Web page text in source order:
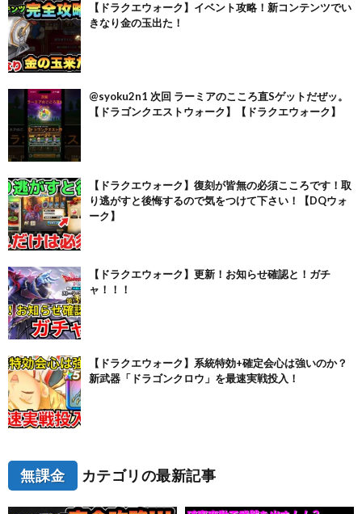
【ドラクエウォーク】イベント攻略！新コンテンツでい
きなり金の玉出た！
@syoku2n1 次回 ラーミアのこころ直Sゲットだぜッ。
【ドラゴンクエストウォーク】【ドラクエウォーク】
【ドラクエウォーク】復刻が皆無の必須こころです！取
り逃がすと後悔するので気をつけて下さい！【DQウォ
ーク】
【ドラクエウォーク】更新！お知らせ確認と！ガチ
ャ！！！
【ドラクエウォーク】系統特効+確定会心は強いのか？
新武器「ドラゴンクロウ」を最速実戦投入！
無課金 カテゴリの最新記事